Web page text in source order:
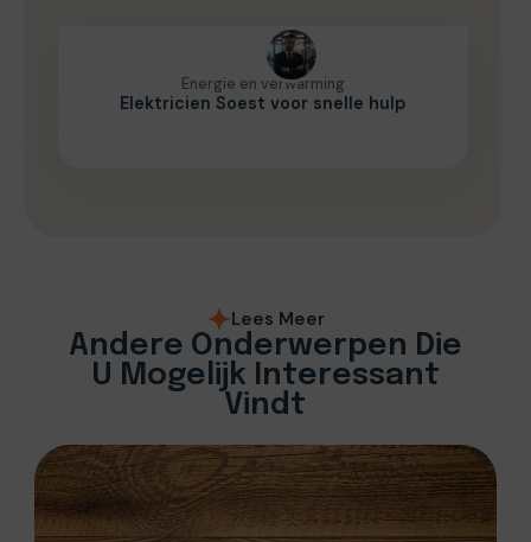
Energie en verwarming
Elektricien Soest voor snelle hulp
Lees Meer
Andere Onderwerpen Die
U Mogelijk Interessant
Vindt